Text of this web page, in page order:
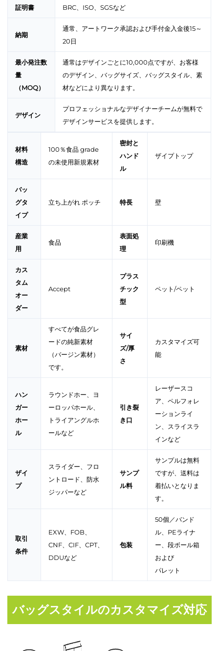
証明書 BRC、ISO、SGSなど
納期
通常、アートワーク承認および手付金入金後15～
20日
最小発注数
量
（MOQ）
通常はデザインごとに10,000点ですが、お客様
のデザイン、バッグサイズ、バッグスタイル、素
材などにより異なります。
デザイン
プロフェッショナルなデザイナーチームが無料で
デザインサービスを提供します。
材料
構造
100％食品 grade
の未使用新規素材
密封と
ハンド
ル
ザイプトップ
バッ
グタ
イプ
立ち上がれ ポッチ 特長 壁
産業
用
食品
表面処
理
印刷機
カス
タム
オー
ダー
Accept
プラス
チック
型
ペット/ペット
素材
すべてが食品グレ
ードの純新素材
（バージン素材）
です。
サイ
ズ/厚
さ
カスタマイズ可
能
ハン
ガー
ホー
ル
ラウンドホー、ヨ
ーロッパホール、
トライアングルホ
ールなど
引き裂
き口
レーザースコ
ア、ペルフォレ
ーションライ
ン、スライスラ
インなど
ザイ
プ
スライダー、フロ
ントロード、防水
ジッパーなど
サンプ
ル料
サンプルは無料
ですが、送料は
着払いとなりま
す。
取引
条件
EXW、FOB、
CNF、CIF、CPT、
DDUなど
包装
50個／バンド
ル、PEライナ
ー、段ボール箱
および
パレット
バッグスタイルのカスタマイズ対応